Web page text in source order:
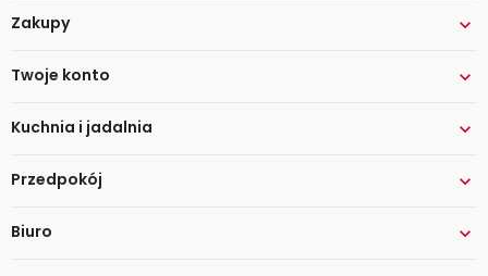
Zakupy 
Twoje konto 
Kuchnia i jadalnia 
Przedpokój 
Biuro 